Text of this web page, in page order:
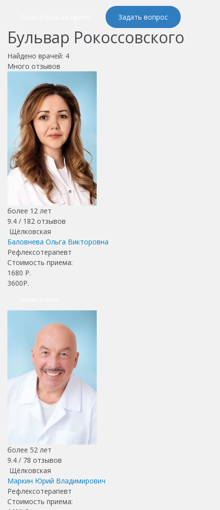
Задать вопрос
Бульвар Рокоссовского
Найдено врачей: 4
Много отзывов
более 12 лет
9.4 / 182 отзывов
Щёлковская
Баловнева Ольга Викторовна
Рефлексотерапевт
Стоимость приема:
1680 Р.
3600Р.
более 52 лет
9.4 / 78 отзывов
Щёлковская
Маркин Юрий Владимирович
Рефлексотерапевт
Стоимость приема: